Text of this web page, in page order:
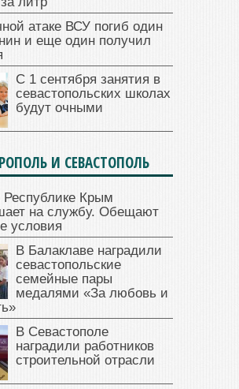
атаке ВСУ погиб один
и еще один получил
С 1 сентября занятия в
севастопольских школах
будут очными
И СЕВАСТОПОЛЬ
Крым
на службу. Обещают
условия
В Балаклаве наградили
севастопольские
семейные пары
медалями «За любовь и
В Севастополе
наградили работников
строительной отрасли